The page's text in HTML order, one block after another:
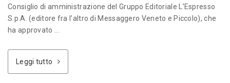
Consiglio di amministrazione del Gruppo Editoriale L’Espresso
S.p.A. (editore fra l’altro di Messaggero Veneto e Piccolo), che
ha approvato ...
Leggi tutto